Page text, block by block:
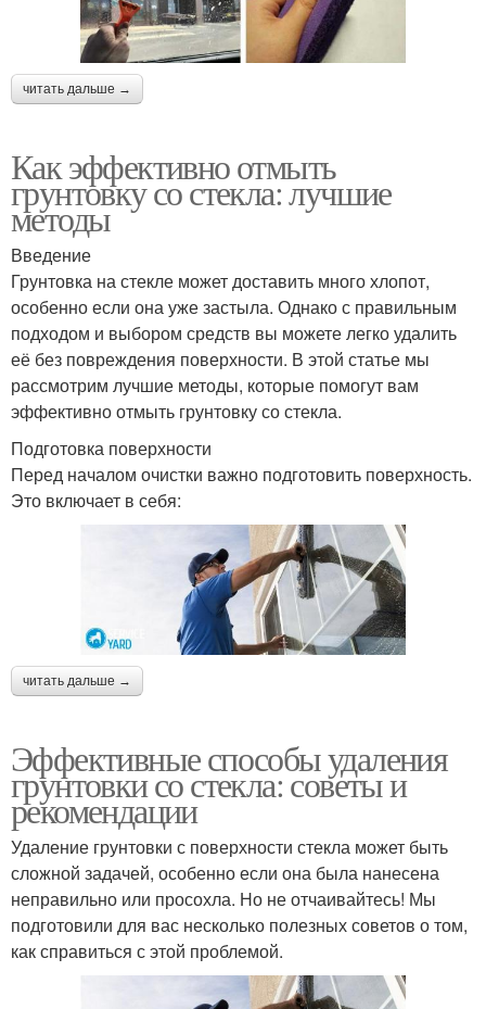
читать дальше →
Как эффективно отмыть
грунтовку со стекла: лучшие
методы
Введение
Грунтовка на стекле может доставить много хлопот,
особенно если она уже застыла. Однако с правильным
подходом и выбором средств вы можете легко удалить
её без повреждения поверхности. В этой статье мы
рассмотрим лучшие методы, которые помогут вам
эффективно отмыть грунтовку со стекла.
Подготовка поверхности
Перед началом очистки важно подготовить поверхность.
Это включает в себя:
читать дальше →
Эффективные способы удаления
грунтовки со стекла: советы и
рекомендации
Удаление грунтовки с поверхности стекла может быть
сложной задачей, особенно если она была нанесена
неправильно или просохла. Но не отчаивайтесь! Мы
подготовили для вас несколько полезных советов о том,
как справиться с этой проблемой.